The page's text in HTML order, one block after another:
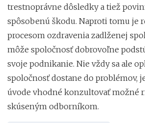
trestnoprávne dôsledky a tiež
spôsobenú škodu. Naproti tomu je
procesom ozdravenia zadlženej
môže spoločnosť dobrovoľne
svoje podnikanie. Nie vždy sa ale
spoločnosť dostane do problémov,
úvode vhodné konzultovať možné
skúseným odborníkom.